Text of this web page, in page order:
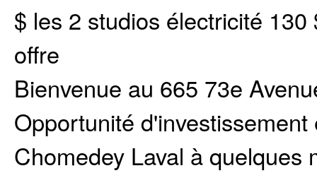
$ les 2 studios électricité
offre
Bienvenue au 665 73e
Opportunité
Chomedey Laval à quelques